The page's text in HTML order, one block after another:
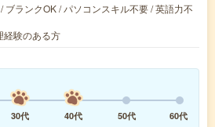
ブランクOK / パソコンスキル不要 / 英語力不
経験のある方
30代 40代 50代
60代